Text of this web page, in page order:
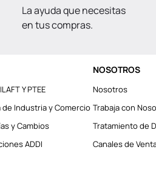
La ayuda que necesitas
en tus compras.
Y PTEE
Industria y Comercio
y Cambios
ADDI
NOSOTROS
Nosotros
Trabaja con
Tratamiento de
Canales de